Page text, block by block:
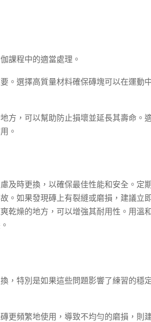
課程中的適當處理。
。選擇高質量材料確保磚塊可以在運動
方，可以幫助防止損壞並延長其壽命。
。
及時更換，以確保最佳性能和安全。定
。如果發現磚上有裂縫或磨損，建議立
乾燥的地方，可以增強其耐用性。用溫
，特別是如果這些問題影響了練習的穩
更頻繁地使用，導致不均勻的磨損，則